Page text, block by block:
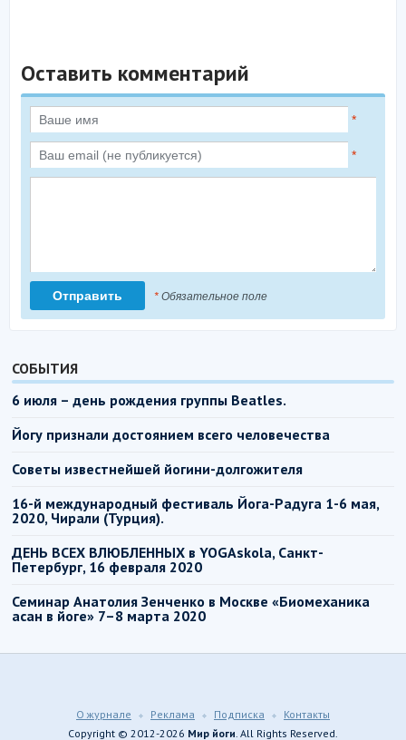
Оставить комментарий
*
*
* Обязательное поле
СОБЫТИЯ
6 июля – день рождения группы Beatles.
Йогу признали достоянием всего человечества
Советы известнейшей йогини-долгожителя
16-й международный фестиваль Йога-Радуга 1-6 мая,
2020, Чирали (Турция).
ДЕНЬ ВСЕХ ВЛЮБЛЕННЫХ в YOGAskola, Санкт-
Петербург, 16 февраля 2020
Семинар Анатолия Зенченко в Москве «Биомеханика
асан в йоге» 7–8 марта 2020
О журнале Реклама Подписка
Контакты
Copyright © 2012-2026 Мир йоги . All Rights Reserved.